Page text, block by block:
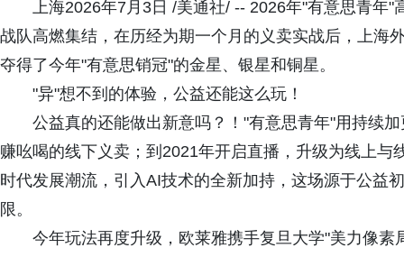
上海2026年7月3日 /美通社/ -- 2026年"有意思青年
战队高燃集结，在历经为期一个月的义卖实战后，上海
夺得了今年"有意思销冠"的金星、银星和铜星。
"异"想不到的体验，公益还能这么玩！
公益真的还能做出新意吗？！"有意思青年"用持续
赚吆喝的线下义卖；到2021年开启直播，升级为线上
时代发展潮流，引入AI技术的全新加持，这场源于公益
限。
今年玩法再度升级，欧莱雅携手复旦大学"美力像